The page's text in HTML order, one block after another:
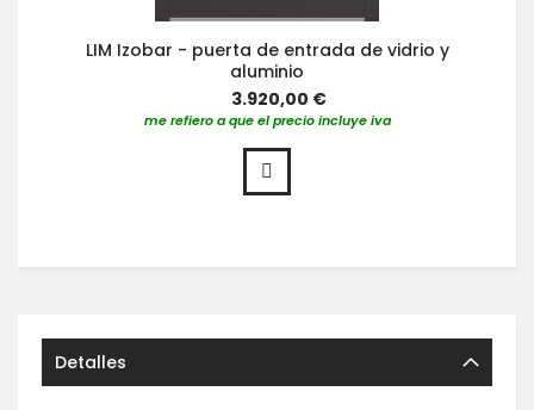
LIM Izobar - puerta de entrada de vidrio y
aluminio
3.920,00 €
me refiero a que el precio incluye iva
Detalles